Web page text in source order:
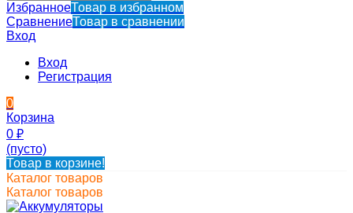
ИзбранноеТовар в избранном
СравнениеТовар в сравнении
Вход
Вход
Регистрация
0
Корзина
0 ₽
(пусто)
Товар в корзине!
Каталог товаров
Каталог товаров